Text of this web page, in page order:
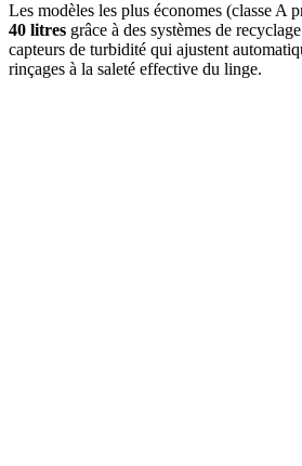
Les modèles les plus économes (classe A
40 litres grâce à des systèmes de
capteurs de turbidité qui ajustent
rinçages à la saleté effective du linge.